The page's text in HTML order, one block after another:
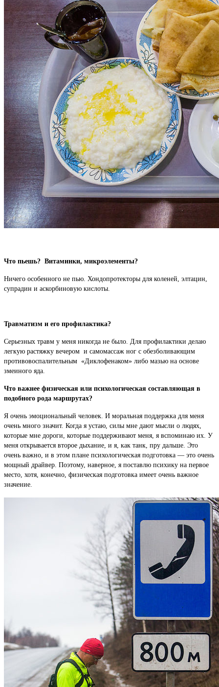
Что пьешь? Витаминки, микроэлементы?
Ничего особенного не пью. Хондопротекторы для коленей, элтацин,
супрадин и аскорбиновую кислоты.
Травматизм и его профилактика?
Серьезных травм у меня никогда не было. Для профилактики делаю
легкую растяжку вечером и самомассаж ног с обезболивающим
противовоспалительным «Диклофенаком» либо мазью на основе
змеиного яда.
Что важнее физическая или психологическая составляющая в
подобного рода маршрутах?
Я очень эмоциональный человек. И моральная поддержка для меня
очень много значит. Когда я устаю, силы мне дают мысли о людях,
которые мне дороги, которые поддерживают меня, я вспоминаю их. У
меня открывается второе дыхание, и я, как танк, пру дальше. Это
очень важно, и в этом плане психологическая подготовка — это очень
мощный драйвер. Поэтому, наверное, я поставлю психику на первое
место, хотя, конечно, физическая подготовка имеет очень важное
значение.